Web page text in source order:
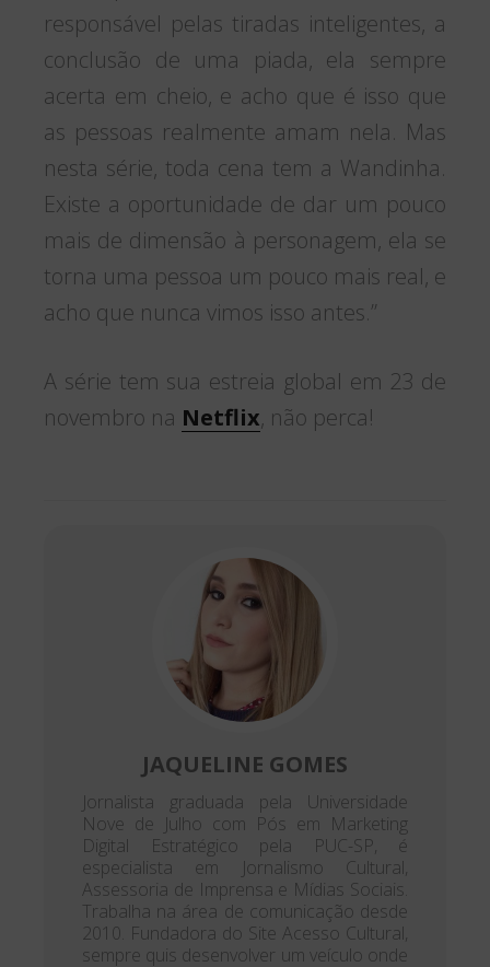
responsável pelas tiradas inteligentes, a
conclusão de uma piada, ela sempre
acerta em cheio, e acho que é isso que
as pessoas realmente amam nela. Mas
nesta série, toda cena tem a Wandinha.
Existe a oportunidade de dar um pouco
mais de dimensão à personagem, ela se
torna uma pessoa um pouco mais real, e
acho que nunca vimos isso antes.”
A série tem sua estreia global em 23 de
novembro na Netflix, não perca!
JAQUELINE GOMES
Jornalista graduada pela Universidade
Nove de Julho com Pós em Marketing
Digital Estratégico pela PUC-SP, é
especialista em Jornalismo Cultural,
Assessoria de Imprensa e Mídias Sociais.
Trabalha na área de comunicação desde
2010. Fundadora do Site Acesso Cultural,
sempre quis desenvolver um veículo onde